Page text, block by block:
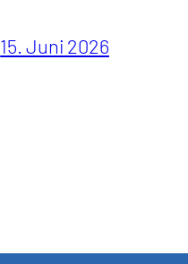
15. Juni 2026